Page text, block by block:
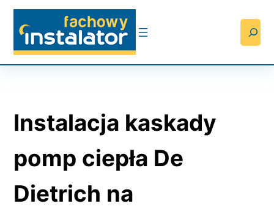
Przejdź
treści
Instalacja kaskady
pomp ciepła De
Dietrich na